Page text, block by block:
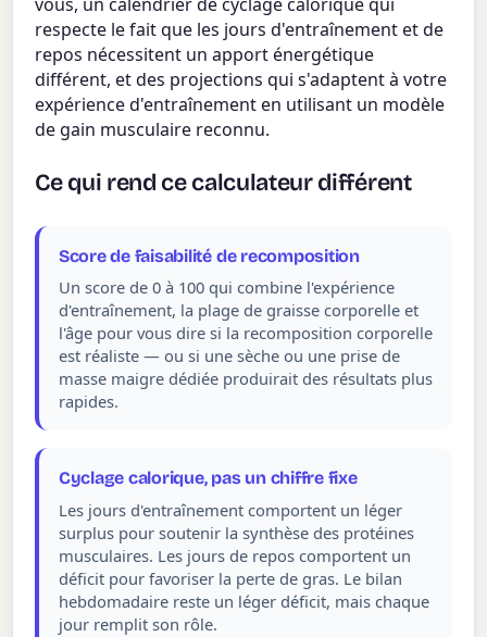
respecte le fait que les jours d'entraînement et de
repos nécessitent un apport énergétique
différent, et des projections qui s'adaptent à votre
expérience d'entraînement en utilisant un modèle
de gain musculaire reconnu.
Ce qui rend ce calculateur différent
Score de faisabilité de recomposition
Un score de 0 à 100 qui combine l'expérience
d'entraînement, la plage de graisse corporelle et
l'âge pour vous dire si la recomposition corporelle
est réaliste — ou si une sèche ou une prise de
masse maigre dédiée produirait des résultats plus
rapides.
Cyclage calorique, pas un chiffre fixe
Les jours d'entraînement comportent un léger
surplus pour soutenir la synthèse des protéines
musculaires. Les jours de repos comportent un
déficit pour favoriser la perte de gras. Le bilan
hebdomadaire reste un léger déficit, mais chaque
jour remplit son rôle.